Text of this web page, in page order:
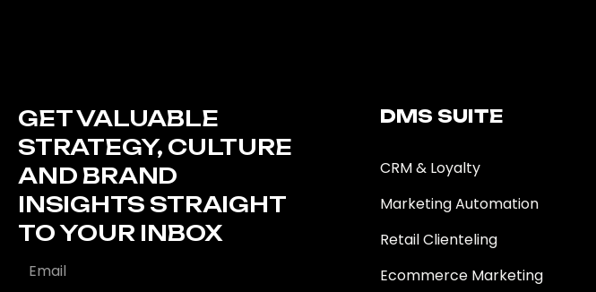
GET VALUABLE
STRATEGY, CULTURE
AND BRAND
INSIGHTS STRAIGHT
TO YOUR INBOX
DMS SUITE​
CRM & Loyalty
Marketing Automation
Retail Clienteling
Ecommerce Marketing